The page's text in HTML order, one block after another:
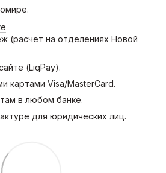
(расчет на отделениях Новой
(LiqPay).
картами Visa/MasterCard.
в любом банке.
для юридических лиц.